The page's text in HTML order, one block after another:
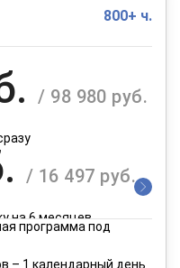
800+ ч.
/ 98 980 руб.
/ 16 497 руб.
на 6 месяцев
/ 8 249 руб.
программа под
– 1 календарный день